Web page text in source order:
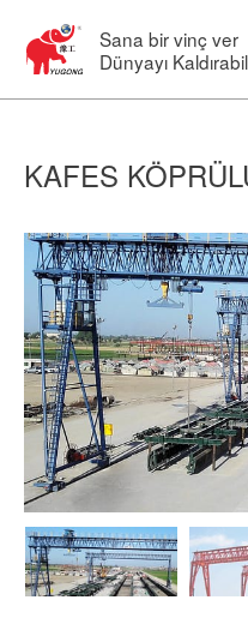
Sana bir vinç ver
Dünyayı
Pergel Vinçler
Elektrikli Vinç
Vinç Yedek
Hakkımızda
KAFES